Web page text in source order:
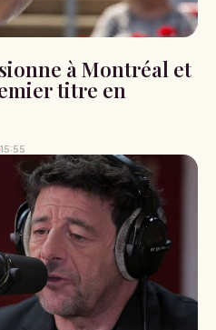
à Montréal et
titre en
15:55